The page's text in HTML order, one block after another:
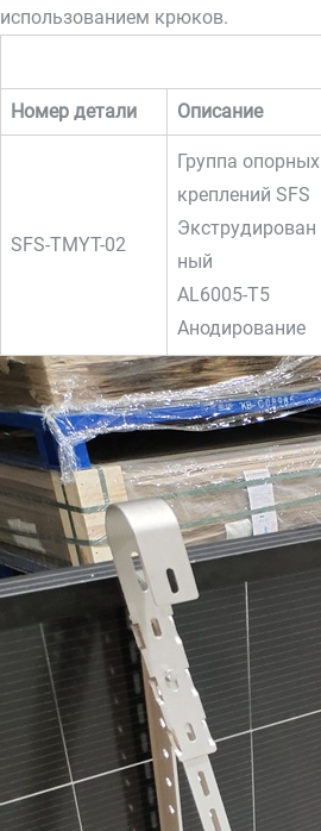
использованием крюков.
Номер детали Описание
SFS-TMYT-02
Группа опорных
креплений SFS
Экструдирован
ный
AL6005-T5
Анодирование